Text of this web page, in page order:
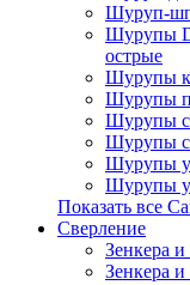
Шуруп-
Шурупы
острые
Шурупы
Шурупы
Шурупы с
Шурупы с
Шурупы
Шурупы
Показать все
Сверление
Зенкера
Зенкера и